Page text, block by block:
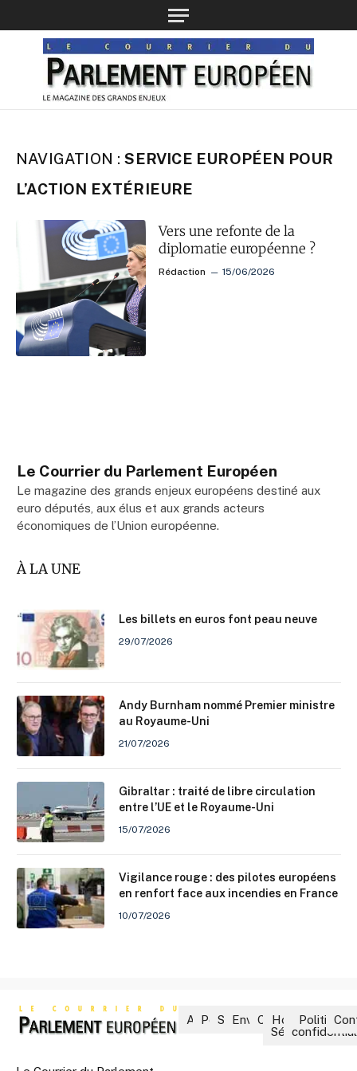
NAVIGATION :SERVICE EUROPÉEN POUR
L’ACTION EXTÉRIEURE
Vers une refonte de la
diplomatie européenne ?
Rédaction 15/06/2026
Le Courrier du Parlement Européen
Le magazine des grands enjeux européens destiné aux
euro députés, aux élus et aux grands acteurs
économiques de l’Union européenne.
À LA UNE
Les billets en euros font peau neuve
29/07/2026
Andy Burnham nommé Premier ministre
au Royaume-Uni
21/07/2026
Gibraltar : traité de libre circulation
entre l’UE et le Royaume-Uni
15/07/2026
Vigilance rouge : des pilotes européens
en renfort face aux incendies en France
10/07/2026
Accueil
Politique
Société
Environnement
CultureHors-
Séries
Politique